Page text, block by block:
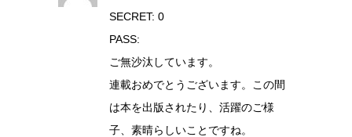
SECRET: 0
PASS:
ご無沙汰しています。
連載おめでとうございます。この間
は本を出版されたり、活躍のご様
子、素晴らしいことですね。